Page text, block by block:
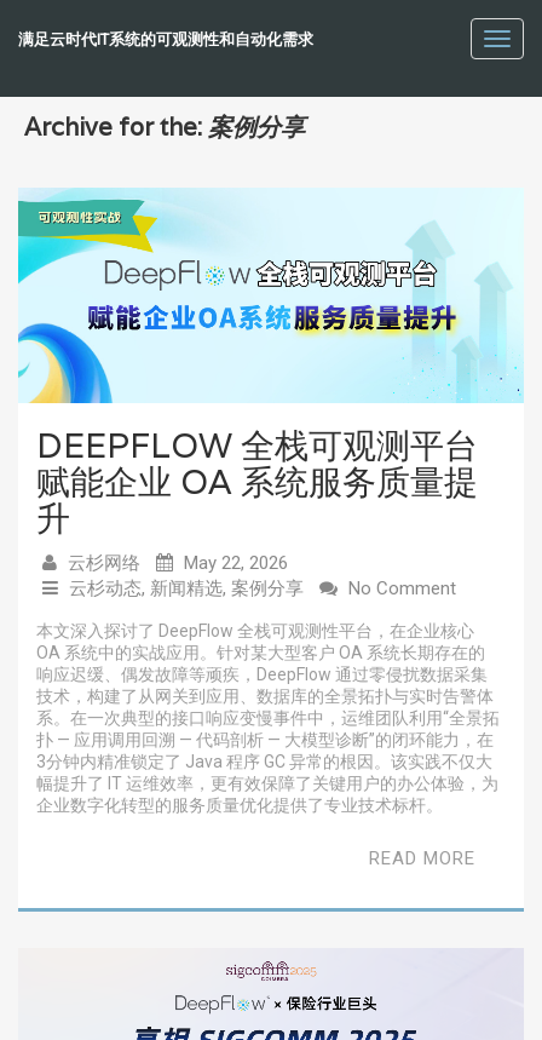
满足云时代IT系统的可观测性和自动化需求
Archive for the: 案例分享
DEEPFLOW 全栈可观测平台
赋能企业 OA 系统服务质量提
升
云杉网络
May 22, 2026
云杉动态, 新闻精选, 案例分享 No Comment
本文深入探讨了 DeepFlow 全栈可观测性平台，在企业核心
OA 系统中的实战应用。针对某大型客户 OA 系统长期存在的
响应迟缓、偶发故障等顽疾，DeepFlow 通过零侵扰数据采集
技术，构建了从网关到应用、数据库的全景拓扑与实时告警体
系。在一次典型的接口响应变慢事件中，运维团队利用“全景拓
扑 — 应用调用回溯 — 代码剖析 — 大模型诊断”的闭环能力，在
3分钟内精准锁定了 Java 程序 GC 异常的根因。该实践不仅大
幅提升了 IT 运维效率，更有效保障了关键用户的办公体验，为
企业数字化转型的服务质量优化提供了专业技术标杆。
READ MORE